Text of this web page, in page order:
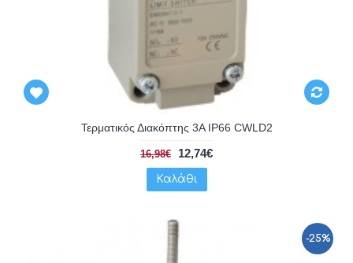
Τερματικός Διακόπτης 3A IP66 CWLD2
16,98€ 12,74€
Καλάθι
-25%